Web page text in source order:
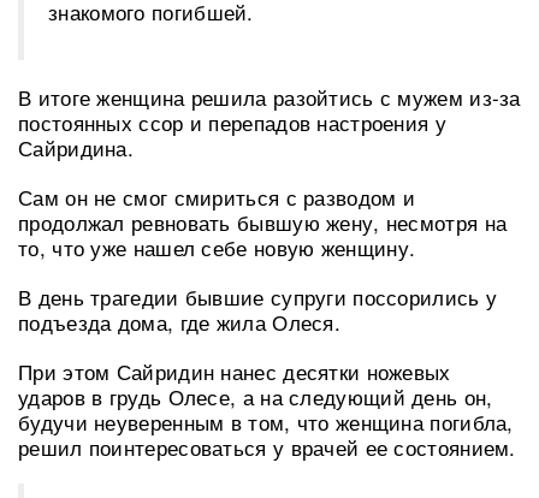
знакомого погибшей.
В итоге женщина решила разойтись с мужем из-за
постоянных ссор и перепадов настроения у
Сайридина.
Сам он не смог смириться с разводом и
продолжал ревновать бывшую жену, несмотря на
то, что уже нашел себе новую женщину.
В день трагедии бывшие супруги поссорились у
подъезда дома, где жила Олеся.
При этом Сайридин нанес десятки ножевых
ударов в грудь Олесе, а на следующий день он,
будучи неуверенным в том, что женщина погибла,
решил поинтересоваться у врачей ее состоянием.